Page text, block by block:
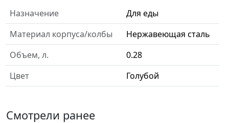
Назначение
Для еды
Материал корпуса/колбы
Нержавеющая сталь
Объем, л.
0.28
Цвет
Голубой
Смотрели ранее